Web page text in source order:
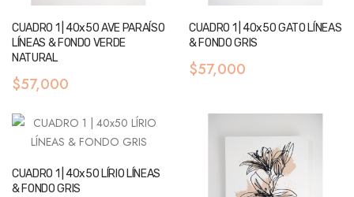
CUADRO 1 | 40x50 AVE PARAÍSO
LÍNEAS & FONDO VERDE
NATURAL
$57,000
CUADRO 1 | 40x50 GATO LÍNEAS
& FONDO GRIS
$57,000
CUADRO 1 | 40x50 LÍRIO LÍNEAS
& FONDO GRIS